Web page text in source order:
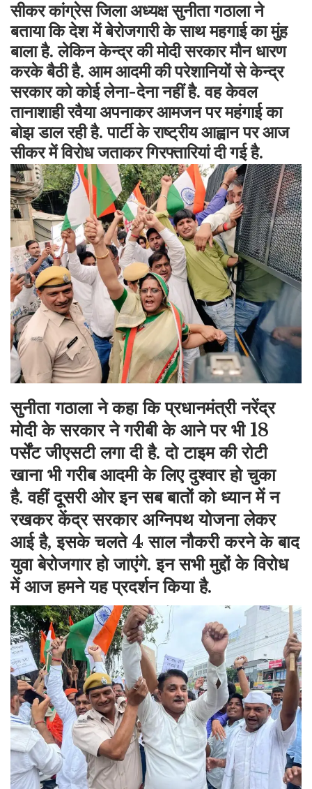
सीकर कांग्रेस जिला अध्यक्ष सुनीता गठाला ने
बताया कि देश में बेरोजगारी के साथ महगाई का मुंह
बाला है. लेकिन केन्द्र की मोदी सरकार मौन धारण
करके बैठी है. आम आदमी की परेशानियों से केन्द्र
सरकार को कोई लेना-देना नहीं है. वह केवल
तानाशाही रवैया अपनाकर आमजन पर महंगाई का
बोझ डाल रही है. पार्टी के राष्ट्रीय आह्वान पर आज
सीकर में विरोध जताकर गिरफ्तारियां दी गई है.
सुनीता गठाला ने कहा कि प्रधानमंत्री नरेंद्र
मोदी के सरकार ने गरीबी के आने पर भी 18
पर्सेंट जीएसटी लगा दी है. दो टाइम की रोटी
खाना भी गरीब आदमी के लिए दुश्वार हो चुका
है. वहीं दूसरी ओर इन सब बातों को ध्यान में न
रखकर केंद्र सरकार अग्निपथ योजना लेकर
आई है, इसके चलते 4 साल नौकरी करने के बाद
युवा बेरोजगार हो जाएंगे. इन सभी मुद्दों के विरोध
में आज हमने यह प्रदर्शन किया है.